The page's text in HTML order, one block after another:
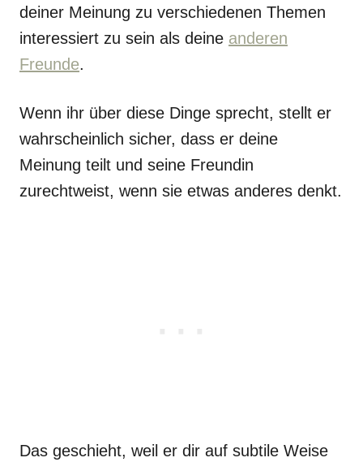
deiner Meinung zu verschiedenen Themen
interessiert zu sein als deine anderen
Freunde.
Wenn ihr über diese Dinge sprecht, stellt er
wahrscheinlich sicher, dass er deine
Meinung teilt und seine Freundin
zurechtweist, wenn sie etwas anderes denkt.
Das geschieht, weil er dir auf subtile Weise